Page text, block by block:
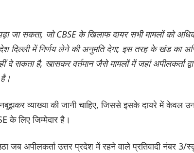
जा सकता, जो CBSE के खिलाफ दायर सभी मामलों को
दिल्ली में निर्णय लेने की अनुमति देगा; इस तरह के खंड का
सकता है, खासकर वर्तमान जैसे मामलों में जहां अपीलकर्ता
है।
व्याख्या की जानी चाहिए, जिससे इसके दायरे में केवल उन
के लिए जिम्मेदार है।
जब अपीलकर्ता उत्तर प्रदेश में रहने वाले प्रतिवादी नंबर